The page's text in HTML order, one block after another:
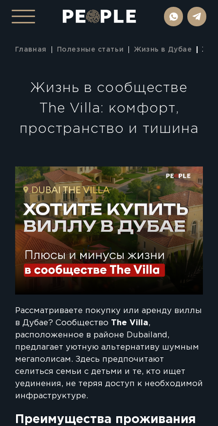
Главная Полезные статьи Жизнь в Дубае
Жизнь в сообществе
The Villa: комфорт,
пространство и тишина
Рассматриваете покупку или аренду виллы
в Дубае? Сообщество The Villa,
расположенное в районе Dubailand,
предлагает уютную альтернативу шумным
мегаполисам. Здесь предпочитают
селиться семьи с детьми и те, кто ищет
уединения, не теряя доступ к необходимой
инфраструктуре.
Преимущества проживания